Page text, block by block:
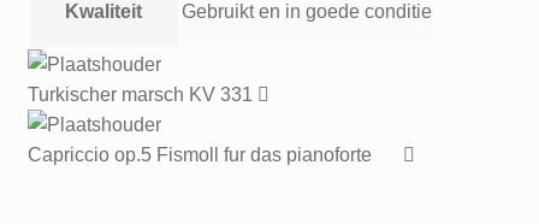
Kwaliteit Gebruikt en in goede conditie
Turkischer marsch KV 331
Capriccio op.5 Fismoll fur das pianoforte